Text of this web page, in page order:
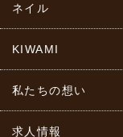
ネイル
KIWAMI
私たちの想い
求人情報